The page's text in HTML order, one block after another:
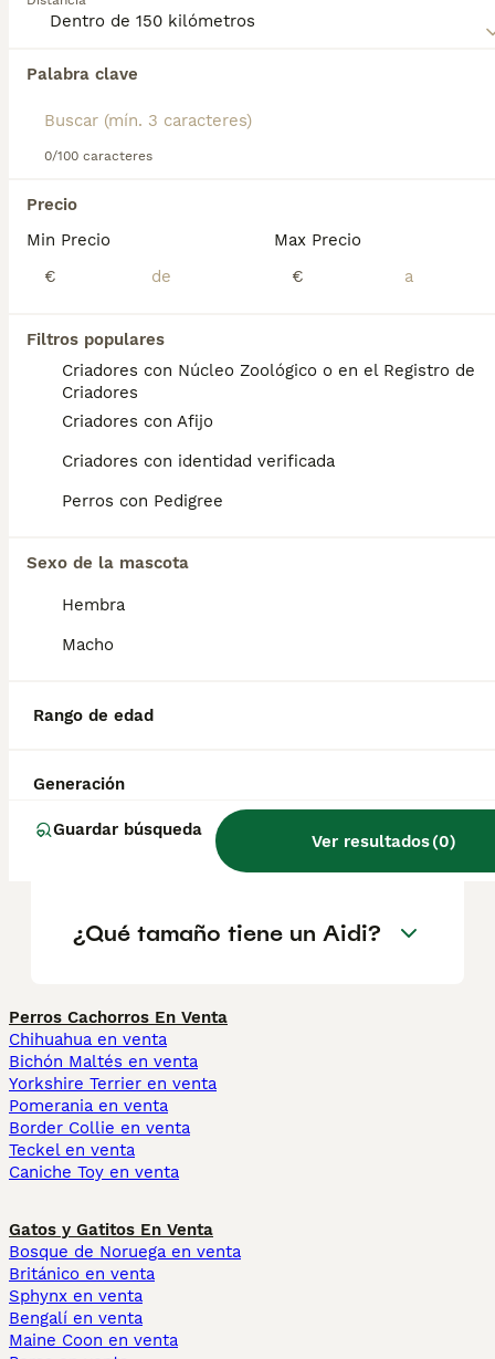
Palabra clave
0/100 caracteres
Precio
Min Precio
€
Max Precio
€
Filtros populares
Criadores con Núcleo Zoológico o en el Registro de
Criadores
Criadores con Afijo
Criadores con identidad verificada
Perros con Pedigree
Sexo de la mascota
Hembra
Macho
Rango de edad
Generación
Guardar búsqueda
Ver resultados(0)
página de consejos sobre el
Encontramos 0 Aïdi Cachorros en venta en
Si deseas exactamente esta búsqueda guarda tu
búsqueda y espera el resultado perfecto:
Preguntas frecuentes
¿Cuánto cuesta un cachorro
de Aidi?
El coste medio de un cachorro de Aidi en
España es de aproximadamente 350€,
aunque los precios pueden variar según
factores como el pedigrí, la reputación del
¿Cómo es el carácter de
¿Cuáles son las ventajas y
¿Cuál es la esperanza de
vida de un Aidi?
¿Qué tamaño tiene un Aidi?
Perros Cachorros En Venta
Chihuahua en venta
Bichón Maltés en venta
Yorkshire Terrier en venta
Pomerania en venta
Border Collie en venta
Teckel en venta
Caniche Toy en venta
Gatos y Gatitos En Venta
Bosque de Noruega en venta
Británico en venta
Sphynx en venta
Bengalí en venta
Maine Coon en venta